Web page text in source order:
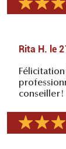
Rita H. le
conseiller!